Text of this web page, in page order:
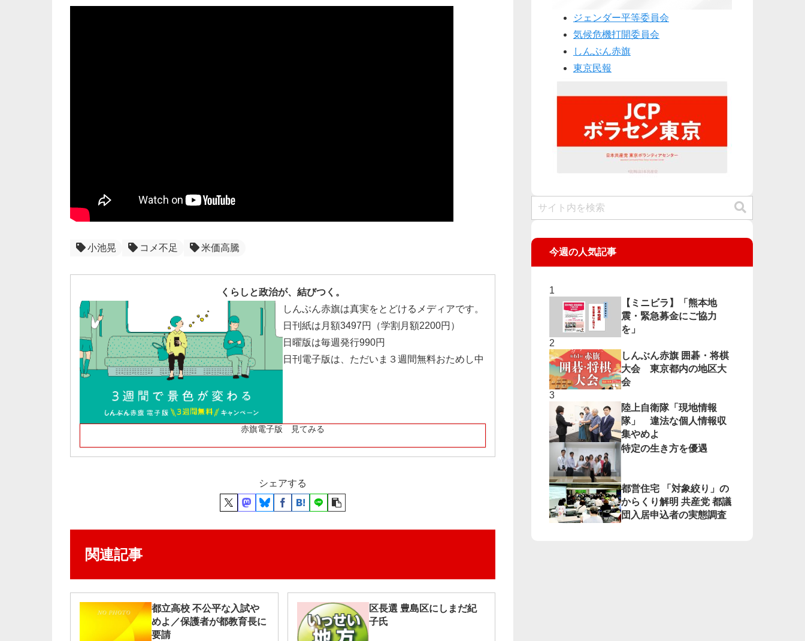
小池晃 コメ不足 米価高騰
くらしと政治が、結びつく。
しんぶん赤旗は真実をとどけるメディアです。
日刊紙は月額3497円（学割月額2200円）
日曜版は毎週発行990円
日刊電子版は、ただいま３週間無料おためし中
赤旗電子版 見てみる
シェアする
関連記事
都立高校 不公平な入試や
めよ／保護者が都教育長に
要請
区長選 豊島区にしまだ紀
子氏
ジェンダー平等委員会
気候危機打開委員会
しんぶん赤旗
東京民報
今週の人気記事
【ミニビラ】「熊本地
震・緊急募金にご協力
を」
しんぶん赤旗 囲碁・将棋
大会 東京都内の地区大
会
陸上自衛隊「現地情報
隊」 違法な個人情報収
集やめよ
特定の生き方を優遇
都営住宅 「対象絞り」の
からくり解明 共産党 都議
団入居申込者の実態調査